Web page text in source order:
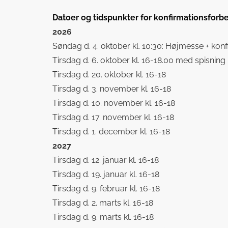
Datoer og tidspunkter for
2026
Søndag d. 4. oktober kl. 10:30: Højmesse +
Tirsdag d. 6. oktober kl. 16-18.00 med spisning
Tirsdag d. 20. oktober kl. 16-18
Tirsdag d. 3. november kl. 16-18
Tirsdag d. 10. november kl. 16-18
Tirsdag d. 17. november kl. 16-18
Tirsdag d. 1. december kl. 16-18
2027
Tirsdag d. 12. januar kl. 16-18
Tirsdag d. 19. januar kl. 16-18
Tirsdag d. 9. februar kl. 16-18
Tirsdag d. 2. marts kl. 16-18
Tirsdag d. 9. marts kl. 16-18